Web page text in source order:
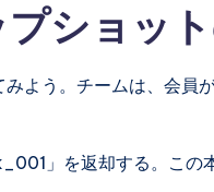
ショッ
よう。チームは、会員
」を返却する。こ